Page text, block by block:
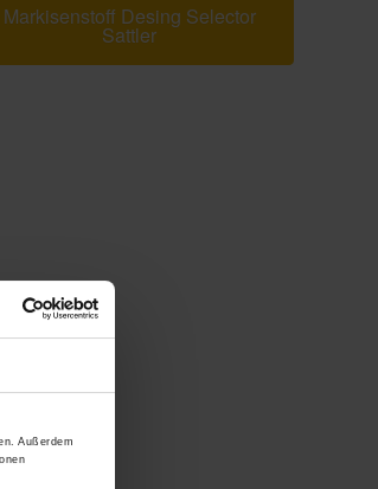
Außerdem
Markisenstoff Desing Selector
Sattler